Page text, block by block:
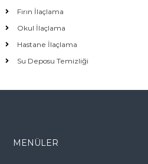
Fırın İlaçlama
Okul İlaçlama
Hastane İlaçlama
Su Deposu Temizliği
MENÜLER